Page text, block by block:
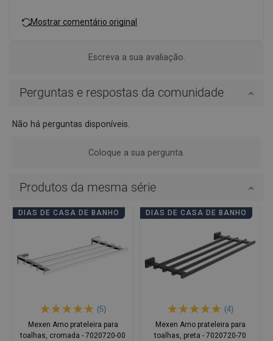
Mostrar comentário original
Escreva a sua avaliação.
Perguntas e respostas da comunidade
Não há perguntas disponíveis.
Coloque a sua pergunta.
Produtos da mesma série
DIAS DE CASA DE BANHO
(5)
Mexen Arno prateleira para
toalhas, cromada - 7020720-00
DIAS DE CASA DE BANHO
(4)
Mexen Arno prateleira para
toalhas, preta - 7020720-70